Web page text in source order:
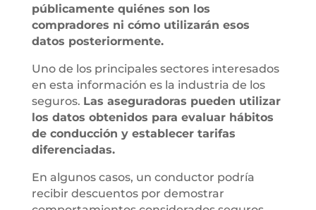
públicamente quiénes son los
compradores ni cómo utilizarán esos
datos posteriormente.
Uno de los principales sectores interesados
en esta información es la industria de los
seguros. Las aseguradoras pueden utilizar
los datos obtenidos para evaluar hábitos
de conducción y establecer tarifas
diferenciadas.
En algunos casos, un conductor podría
recibir descuentos por demostrar